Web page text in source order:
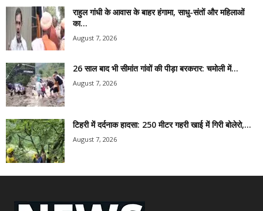
राहुल गांधी के आवास के बाहर हंगामा, साधु-संतों और महिलाओं
का...
August 7, 2026
26 साल बाद भी सीमांत गांवों की पीड़ा बरकरार: चमोली में...
August 7, 2026
टिहरी में दर्दनाक हादसा: 250 मीटर गहरी खाई में गिरी बोलेरो,...
August 7, 2026